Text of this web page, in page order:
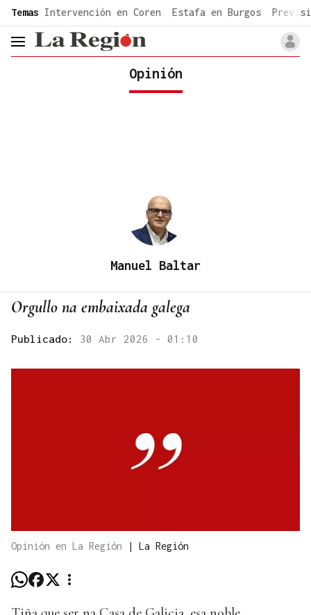
common.go-to-content
Temas Intervención en Coren Estafa en Burgos
header.menu.open
Opinión
Manuel Baltar
Orgullo na embaixada galega
Publicado: 30 Abr 2026 - 01:10
Opinión en La Región | La Región